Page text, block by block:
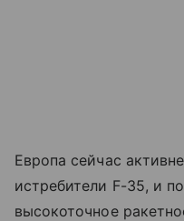
Европа сейчас
истребители F-35, и
высокоточное